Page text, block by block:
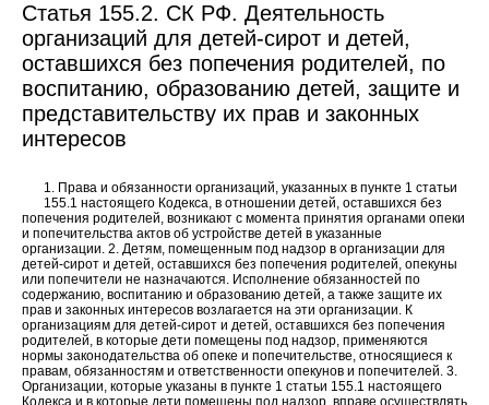
Статья 155.2. СК РФ. Деятельность
организаций для детей-сирот и детей,
оставшихся без попечения родителей, по
воспитанию, образованию детей, защите и
представительству их прав и законных
интересов
1. Права и обязанности организаций, указанных в пункте 1 статьи
155.1 настоящего Кодекса, в отношении детей, оставшихся без
попечения родителей, возникают с момента принятия органами опеки
и попечительства актов об устройстве детей в указанные
организации. 2. Детям, помещенным под надзор в организации для
детей-сирот и детей, оставшихся без попечения родителей, опекуны
или попечители не назначаются. Исполнение обязанностей по
содержанию, воспитанию и образованию детей, а также защите их
прав и законных интересов возлагается на эти организации. К
организациям для детей-сирот и детей, оставшихся без попечения
родителей, в которые дети помещены под надзор, применяются
нормы законодательства об опеке и попечительстве, относящиеся к
правам, обязанностям и ответственности опекунов и попечителей. 3.
Организации, которые указаны в пункте 1 статьи 155.1 настоящего
Кодекса и в которые дети помещены под надзор, вправе осуществлять